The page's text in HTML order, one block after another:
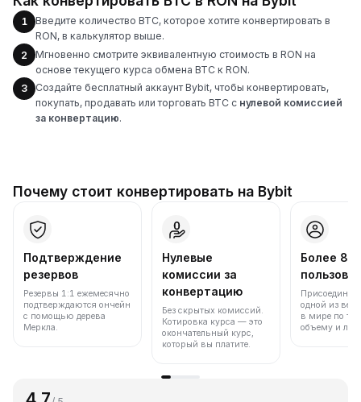
1
Введите количество BTC, которое хотите конвертировать в
RON, в калькулятор выше.
2
Мгновенно смотрите эквивалентную стоимость в RON на
основе текущего курса обмена BTC к RON.
3
Создайте бесплатный аккаунт Bybit, чтобы конвертировать,
покупать, продавать или торговать BTC с нулевой комиссией
за конвертацию.
Почему стоит конвертировать на Bybit
Подтверждение
резервов
Резервы 1:1 ежемесячно
подтверждаются ончейн
с помощью дерева
Меркла.
Нулевые
комиссии за
конвертацию
Без скрытых комиссий.
Котировка курса — это
окончательный курс,
который вы платите.
Более 86
одной из
в мире по
объему и